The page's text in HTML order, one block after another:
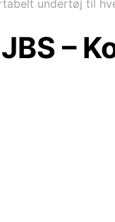
undertøj til
–